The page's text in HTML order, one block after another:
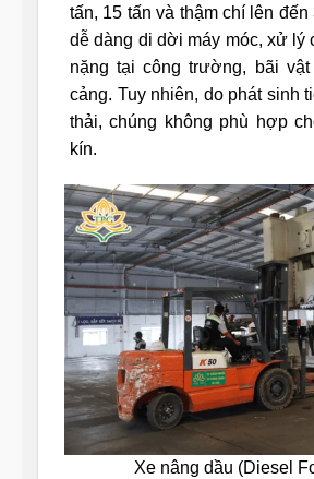
tấn, 15 tấn và thậm chí lên đến
dễ dàng di dời máy móc, xử lý
nặng tại công trường, bãi
cảng. Tuy nhiên, do phát sinh
thải, chúng không phù hợp
kín.
Xe nâng dầu (Diesel